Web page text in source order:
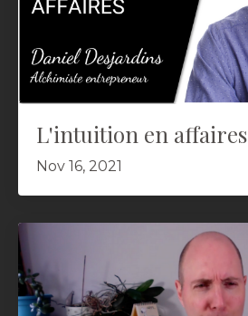
L'intuition en affaires
Nov 16, 2021